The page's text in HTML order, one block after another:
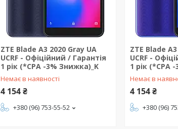
ZTE Blade A3 2020 Gray UA
UCRF - Офіційний / Гарантія
1 рік (*CPA -3% Знижка)_K
Немає в наявності
4 154 ₴
+380 (96) 753-55-52
ZTE Blade
UCRF -
1 рік (*CPA
Немає в
4 154 ₴
+380 (96)